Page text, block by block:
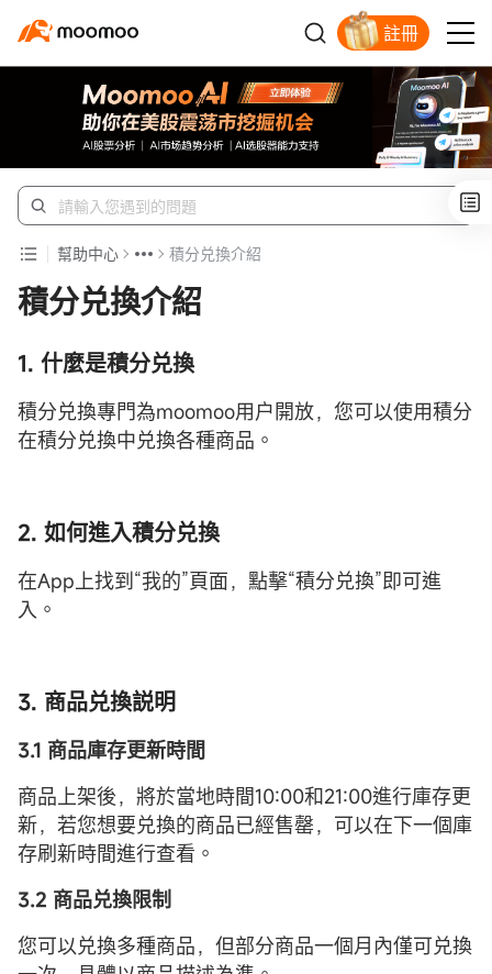
註冊
幫助中心 積分兑換介紹
積分兑換介紹
1. 什麼是積分兑換
積分兑換專門為moomoo用户開放，您可以使用積分
在積分兑換中兑換各種商品。
2. 如何進入積分兑換
在App上找到“我的”頁面，點擊“積分兑換”即可進
入。
3. 商品兑換説明
3.1 商品庫存更新時間
商品上架後，將於當地時間10:00和21:00進行庫存更
新，若您想要兑換的商品已經售罄，可以在下一個庫
存刷新時間進行查看。
3.2 商品兑換限制
您可以兑換多種商品，但部分商品一個月內僅可兑換